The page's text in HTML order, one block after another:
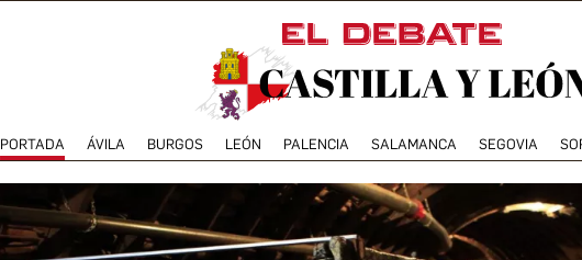
PORTADA ÁVILA BURGOS LEÓN PALENCIA SALAMANCA SEGOVIA